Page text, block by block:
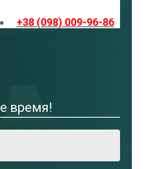
+38 (098) 009-96-86
время!